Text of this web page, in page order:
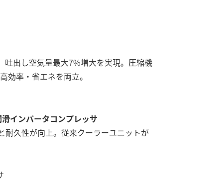
出し空気量最大7%増大を実現。圧縮機
効率・省エネを両立。
インバータコンプレッサ
耐久性が向上。従来クーラーユニットが